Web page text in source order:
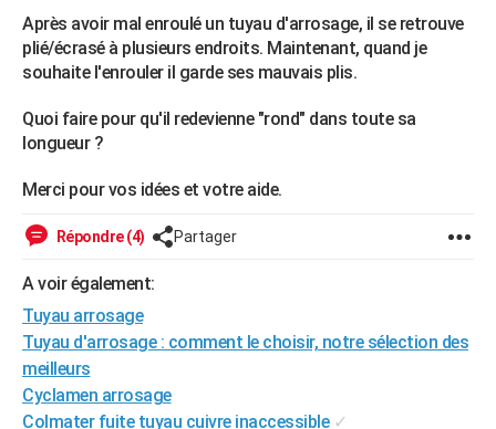
Mobiles
Meilleur smartphone
Internet
Ordinateurs
Jeux vidéo
Guide high-tech
+BRICOLAGE
Forum
Aménagement intérieur
Extérieur
Cuisine
Salle de bains
Jardinage
Rangement
WEEK-END
Guides de France
Escapades
Patrimoine
Expositions
Musées
Week-end nature
+LIFESTYLE
GUIDES D'ACHAT
BONS PLANS
CARTE DE VOEUX
Après avoir mal enroulé un tuyau d'arrosage, il se retrouve
plié/écrasé à plusieurs endroits. Maintenant, quand je
souhaite l'enrouler il garde ses mauvais plis.
Quoi faire pour qu'il redevienne "rond" dans toute sa
longueur ?
Merci pour vos idées et votre aide.
Répondre (4) Partager
A voir également:
Tuyau arrosage
Tuyau d'arrosage : comment le choisir, notre sélection des
meilleurs
Cyclamen arrosage
Colmater fuite tuyau cuivre inaccessible ✓